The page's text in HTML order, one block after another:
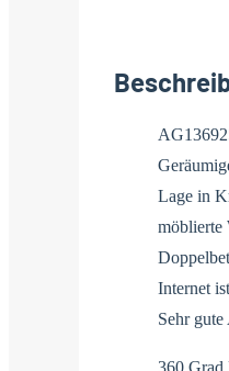
Lage in
möblierte
Internet
Sehr
360 Grad